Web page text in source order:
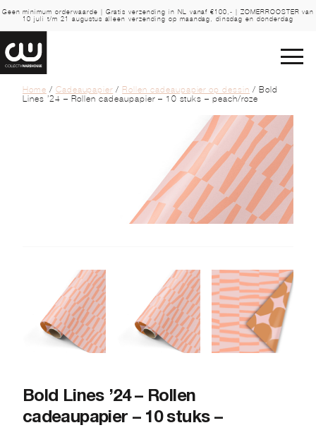
Geen minimum orderwaarde | Gratis verzending in NL vanaf €100,- | ZOMERROOSTER van
10 juli t/m 21 augustus alleen verzending op maandag, dinsdag en donderdag
Home / Cadeaupapier / Rollen cadeaupapier op dessin / Bold
Lines ’24 – Rollen cadeaupapier – 10 stuks – peach/roze
Bold Lines ’24 – Rollen
cadeaupapier – 10 stuks –